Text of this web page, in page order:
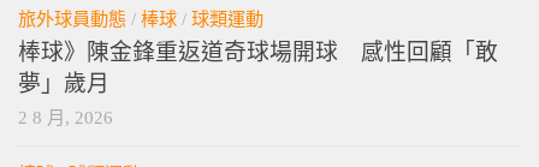
熱門體育動態TO5
旅外球員動態/棒球/球類運動
棒球》陳金鋒重返道奇球場開球 感性回顧「敢
夢」歲月